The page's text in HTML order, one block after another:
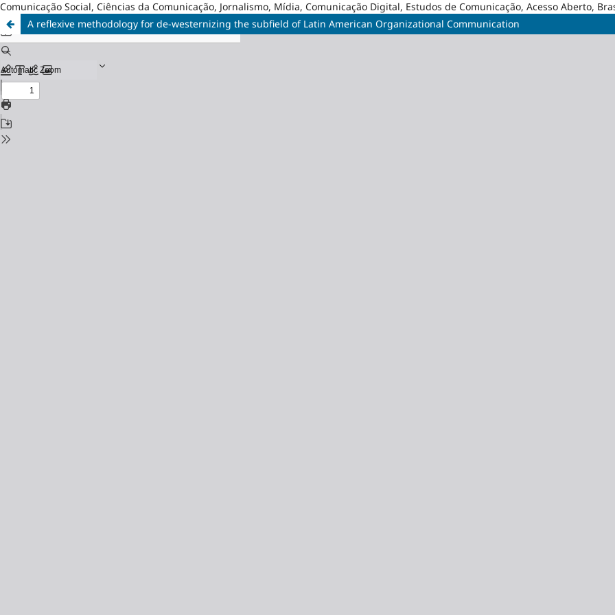
Comunicação Social, Ciências da Comunicação, Jornalismo, Mídia, Comunicação Digital, Estudos de Comunicação, Acesso Aberto,
A reflexive methodology for de-westernizing the subfield of Latin American Organizational Communication